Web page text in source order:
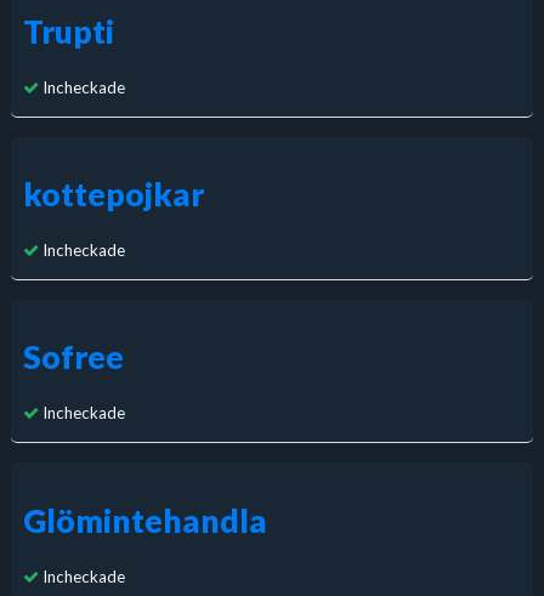
Trupti
Incheckade
kottepojkar
Incheckade
Sofree
Incheckade
Glömintehandla
Incheckade